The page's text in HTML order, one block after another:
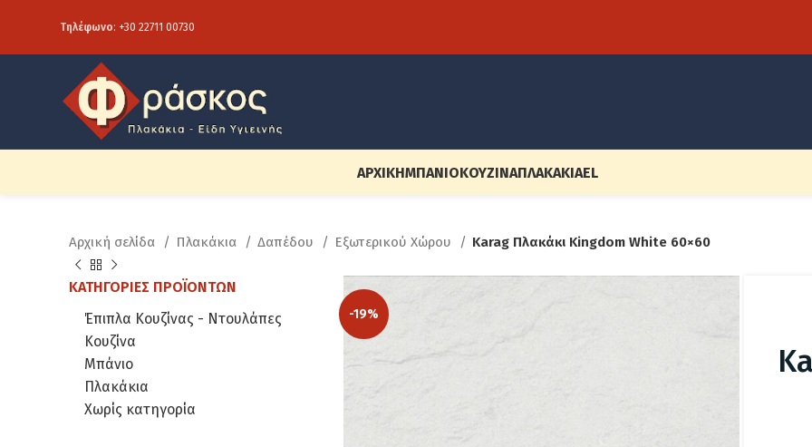
Τηλέφωνο: +30 22711 00730
ΑΡΧΙΚΉΜΠΆΝΙΟΚΟΥΖΊΝΑΠΛΑΚΆΚΙΑEL
Αρχική σελίδα Πλακάκια Δαπέδου Εξωτερικού Χώρου Karag Πλακάκι Kingdom White 60×60
-19%
ΚΑΤΗΓΟΡΊΕΣ ΠΡΟΪΌΝΤΩΝ
Έπιπλα Κουζίνας - Ντουλάπες
Κουζίνα
Μπάνιο
Πλακάκια
Χωρίς κατηγορία